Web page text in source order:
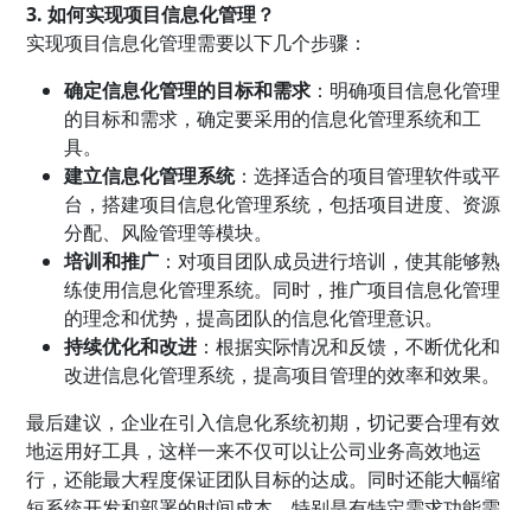
3. 如何实现项目信息化管理？
实现项目信息化管理需要以下几个步骤：
确定信息化管理的目标和需求 ：明确项目信息化管理
的目标和需求，确定要采用的信息化管理系统和工
具。
建立信息化管理系统：选择适合的项目管理软件或平
台，搭建项目信息化管理系统，包括项目进度、资源
分配、风险管理等模块。
培训和推广 ：对项目团队成员进行培训，使其能够熟
练使用信息化管理系统。同时，推广项目信息化管理
的理念和优势，提高团队的信息化管理意识。
持续优化和改进 ：根据实际情况和反馈，不断优化和
改进信息化管理系统，提高项目管理的效率和效果。
最后建议，企业在引入信息化系统初期，切记要合理有效
地运用好工具，这样一来不仅可以让公司业务高效地运
行，还能最大程度保证团队目标的达成。同时还能大幅缩